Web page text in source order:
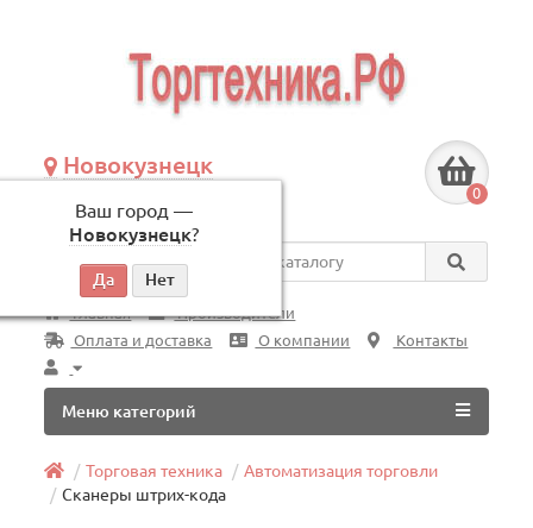
Новокузнецк
Ваш город —
Новокузнецк?
по будням, с 09:00 до 18:00
0
Везде
Главная
Производители
Оплата и доставка
О компании Контакты
Меню категорий
Торговая техника
Автоматизация торговли
Сканеры штрих-кода